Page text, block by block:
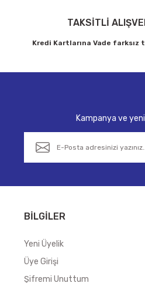
TAKSİTLİ
Kredi Kartlarına Vade farksız
Kampanya ve
BİLGİLER
Yeni Üyelik
Üye Girişi
Şifremi Unuttum